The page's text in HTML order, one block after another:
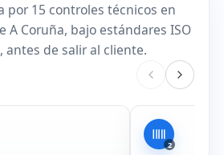
por 15 controles técnicos en
A Coruña, bajo estándares ISO
antes de salir al cliente.
2